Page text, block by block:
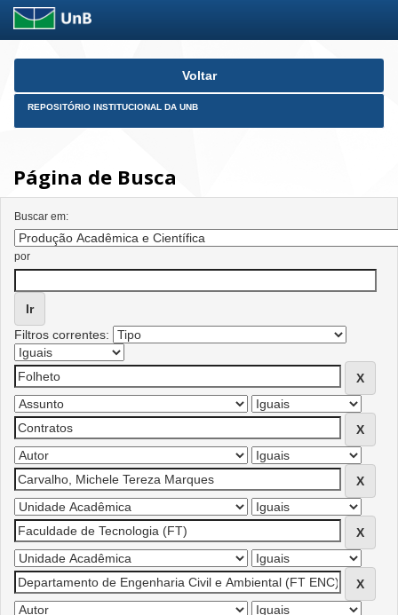
Skip
Voltar
REPOSITÓRIO INSTITUCIONAL DA UNB
Página de Busca
Buscar em:
por
Filtros correntes: